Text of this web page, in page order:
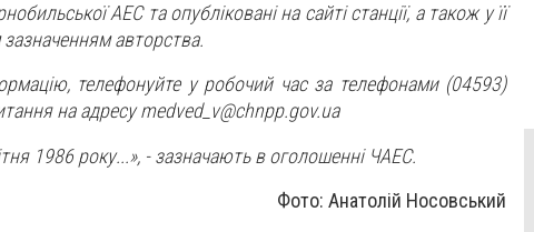
АЕС та опубліковані на сайті станції, а також у її
авторства.
телефонуйте у робочий час за телефонами (04593)
на адресуmedved_v@chnpp.gov.ua
1986 року...», - зазначають в оголошенні ЧАЕС.
Фото: Анатолій Носовський